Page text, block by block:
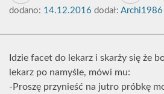
dodano: 14.12.2016 dodał: Archi1986
Idzie facet do lekarz i skarży się że
lekarz po namyśle, mówi mu:
-Proszę przynieść na jutro próbkę